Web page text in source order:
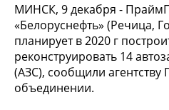
МИНСК, 9 декабря -
«Белоруснефть» (Речица,
планирует в 2020 г
реконструировать 14
(АЗС), сообщили
объединении.